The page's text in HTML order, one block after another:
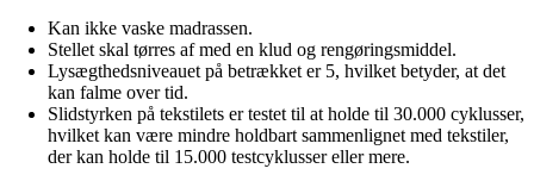
Kan ikke vaske madrassen.
Stellet skal tørres af med en klud og rengøringsmiddel.
Lysægthedsniveauet på betrækket er 5, hvilket betyder, at det
kan falme over tid.
Slidstyrken på tekstilets er testet til at holde til 30.000 cyklusser,
hvilket kan være mindre holdbart sammenlignet med tekstiler,
der kan holde til 15.000 testcyklusser eller mere.